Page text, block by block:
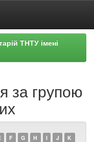
ТНТУ імені
за групою
F G H I J
K